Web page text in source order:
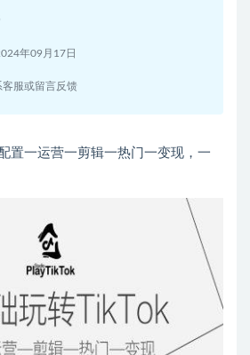
年09月17日
服或留言反馈
置一运营一剪辑一热门一变现，一